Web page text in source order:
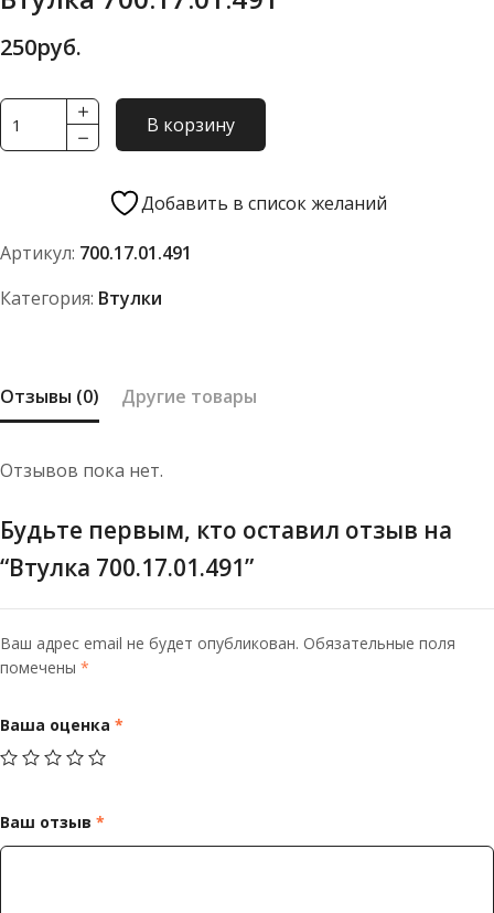
250руб.
Количество
товара
В корзину
Добавить в список желаний
Артикул: 700.17.01.491
Категория: Втулки
Отзывы (0) Другие товары
Отзывов пока нет.
Будьте первым, кто оставил отзыв на
“Втулка 700.17.01.491”
Ваш адрес email не будет опубликован. Обязательные поля
помечены *
Ваша оценка *
Ваш отзыв *